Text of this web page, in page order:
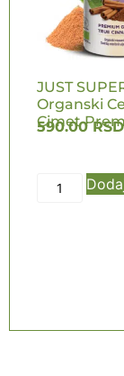
JUST
Organski
Cimet
590.00RSD